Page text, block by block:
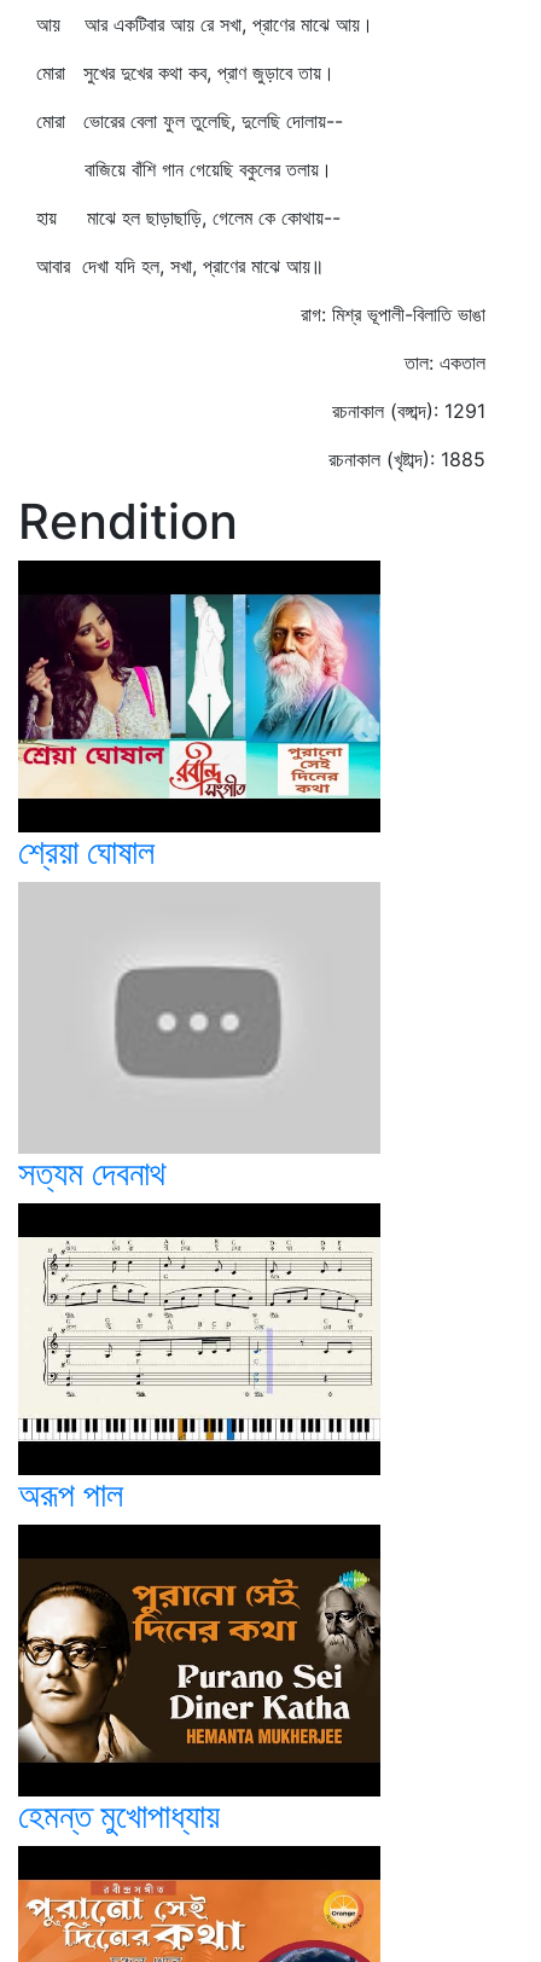
আয় আর একটিবার আয় রে সখা, প্রাণের মাঝে আয়।
মোরা সুখের দুখের কথা কব, প্রাণ জুড়াবে তায়।
মোরা ভোরের বেলা ফুল তুলেছি, দুলেছি দোলায়--
বাজিয়ে বাঁশি গান গেয়েছি বকুলের তলায়।
হায় মাঝে হল ছাড়াছাড়ি, গেলেম কে কোথায়--
আবার দেখা যদি হল, সখা, প্রাণের মাঝে আয়॥
রাগ: মিশ্র ভূপালী-বিলাতি ভাঙা
তাল: একতাল
রচনাকাল (বঙ্গাব্দ): 1291
রচনাকাল (খৃষ্টাব্দ): 1885
Rendition
শ্রেয়া ঘোষাল
সত্যম দেবনাথ
অরূপ পাল
হেমন্ত মুখোপাধ্যায়